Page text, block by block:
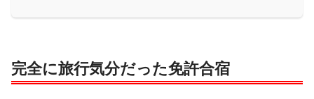
完全に旅行気分だった免許合宿